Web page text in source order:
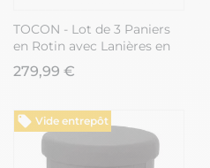
TOCON - Lot de 3 Paniers
en Rotin avec Lanières en
Cuir
279,99 €
Vide entrepôt